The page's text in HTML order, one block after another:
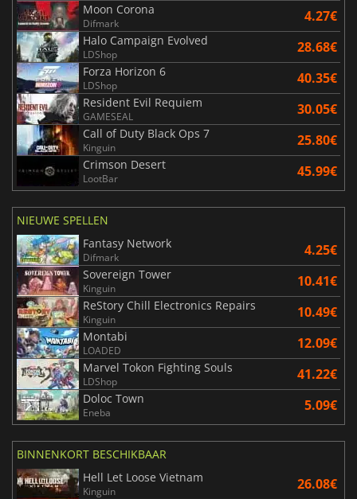
Moon Corona
Difmark 4.27€
Halo Campaign Evolved
LDShop 28.68€
Forza Horizon 6
LDShop 40.35€
Resident Evil Requiem
GAMESEAL 30.05€
Call of Duty Black Ops 7
Kinguin 25.80€
Crimson Desert
LootBar 45.99€
NIEUWE SPELLEN
Fantasy Network
Difmark 4.25€
Sovereign Tower
Kinguin 10.41€
ReStory Chill Electronics Repairs
Kinguin 10.49€
Montabi
LOADED 12.09€
Marvel Tokon Fighting Souls
LDShop 41.22€
Doloc Town
Eneba 5.09€
BINNENKORT BESCHIKBAAR
Hell Let Loose Vietnam
Kinguin 26.08€